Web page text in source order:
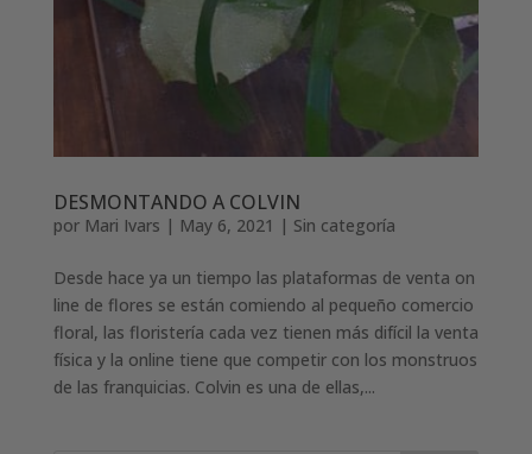
DESMONTANDO A COLVIN
por Mari Ivars | May 6, 2021 | Sin categoría
Desde hace ya un tiempo las plataformas de venta on
line de flores se están comiendo al pequeño comercio
floral, las floristería cada vez tienen más difícil la venta
física y la online tiene que competir con los monstruos
de las franquicias. Colvin es una de ellas,...